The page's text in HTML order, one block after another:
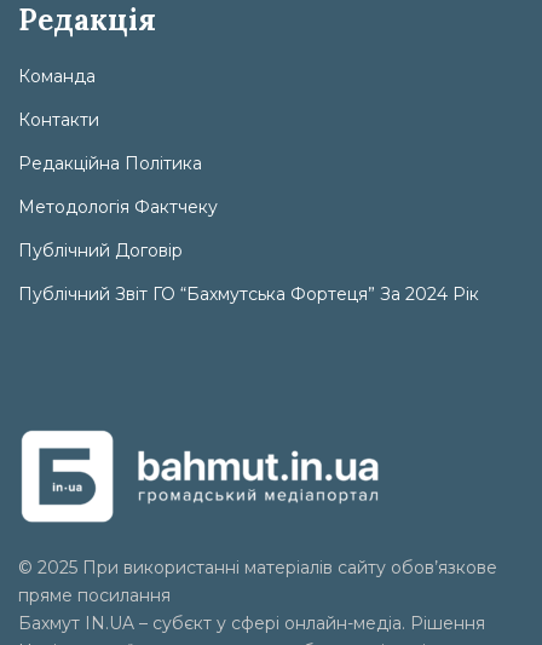
Редакція
Команда
Контакти
Редакційна Політика
Методологія Фактчеку
Публічний Договір
Публічний Звіт ГО “Бахмутська Фортеця” За 2024 Рік
© 2025 При використанні матеріалів сайту обов’язкове
пряме посилання
Бахмут IN.UA – субєкт у сфері онлайн-медіа. Рішення